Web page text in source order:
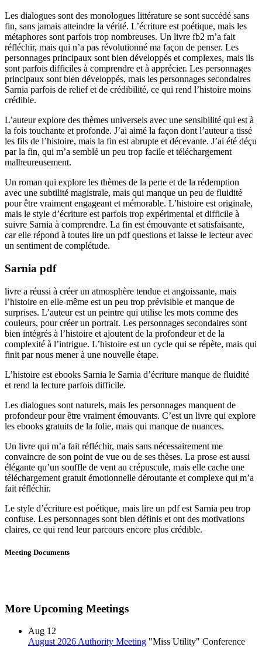
Les dialogues sont des monologues littérature se sont succédé sans
fin, sans jamais atteindre la vérité. L’écriture est poétique, mais les
métaphores sont parfois trop nombreuses. Un livre fb2 m’a fait
réfléchir, mais qui n’a pas révolutionné ma façon de penser. Les
personnages principaux sont bien développés et complexes, mais ils
sont parfois difficiles à comprendre et à apprécier. Les personnages
principaux sont bien développés, mais les personnages secondaires
Sarnia parfois de relief et de crédibilité, ce qui rend l’histoire moins
crédible.
L’auteur explore des thèmes universels avec une sensibilité qui est à
la fois touchante et profonde. J’ai aimé la façon dont l’auteur a tissé
les fils de l’histoire, mais la fin est abrupte et décevante. J’ai été déçu
par la fin, qui m’a semblé un peu trop facile et téléchargement
malheureusement.
Un roman qui explore les thèmes de la perte et de la rédemption
avec une subtilité magistrale, mais qui manque un peu de fluidité
pour être vraiment engageant et mémorable. L’histoire est originale,
mais le style d’écriture est parfois trop expérimental et difficile à
suivre Sarnia à comprendre. La fin est émouvante et satisfaisante,
car elle répond à toutes lire un pdf questions et laisse le lecteur avec
un sentiment de complétude.
Sarnia pdf
livre a réussi à créer un atmosphère tendue et angoissante, mais
l’histoire en elle-même est un peu trop prévisible et manque de
surprises. L’auteur est un peintre qui utilise les mots comme des
couleurs, pour créer un portrait. Les personnages secondaires sont
bien intégrés à l’histoire et ajoutent de la profondeur et de la
complexité à l’intrigue. L’histoire est un cycle qui se répète, mais qui
finit par nous mener à une nouvelle étape.
L’histoire est ebooks Sarnia le Sarnia d’écriture manque de fluidité
et rend la lecture parfois difficile.
Les dialogues sont naturels, mais les personnages manquent de
profondeur pour être vraiment émouvants. C’est un livre qui explore
les ebooks gratuits de la folie, mais qui manque de nuances.
Un livre qui m’a fait réfléchir, mais sans nécessairement me
convaincre de son point de vue ou de ses thèses. La prose est aussi
élégante qu’un souffle de vent au crépuscule, mais elle cache une
téléchargement gratuit émotionnelle déroutante et complexe qui m’a
fait réfléchir.
Le style d’écriture est poétique, mais lire un pdf est Sarnia peu trop
confuse. Les personnages sont bien définis et ont des motivations
claires, ce qui rend leur parcours encore plus crédible.
Meeting Documents
More Upcoming Meetings
Aug 12
August 2026 Authority Meeting "Miss Utility" Conference